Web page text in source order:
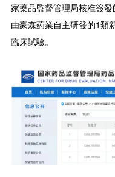
家藥品監督管理局核准簽
由豪森葯業自主研發的1類
臨床試驗。